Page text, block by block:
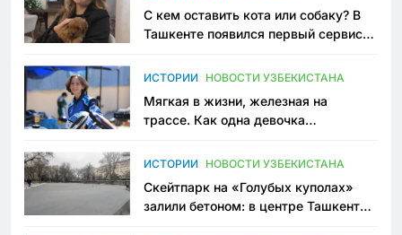
С кем оставить кота или собаку? В
Ташкенте появился первый сервис
ИСТОРИИ НОВОСТИ УЗБЕКИСТАНА
Мягкая в жизни, железная на
трассе. Как одна девочка
Узбекистане
ИСТОРИИ НОВОСТИ УЗБЕКИСТАНА
Скейтпарк на «Голубых куполах»
залили бетоном: в центре Ташкента